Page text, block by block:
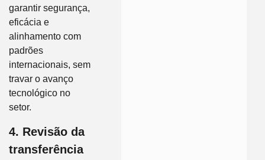
garantir segurança,
eficácia e
alinhamento com
padrões
internacionais, sem
travar o avanço
tecnológico no
setor.
4. Revisão da
transferência